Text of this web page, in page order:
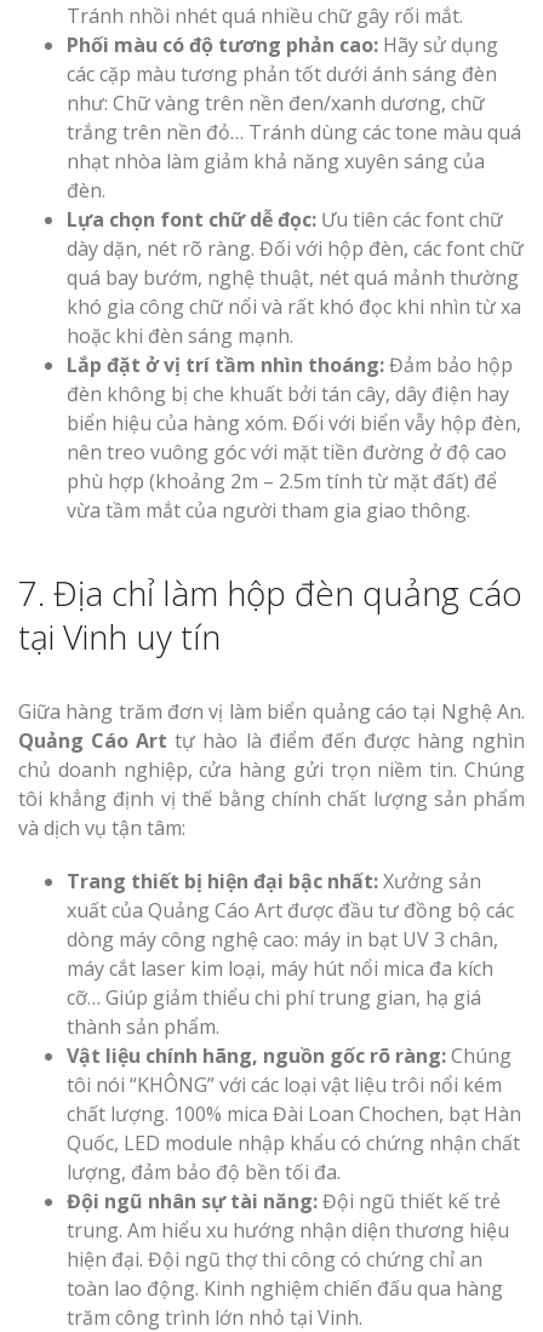
Tránh nhồi nhét quá nhiều chữ gây rối mắt.
Phối màu có độ tương phản cao: Hãy sử dụng
các cặp màu tương phản tốt dưới ánh sáng đèn
như: Chữ vàng trên nền đen/xanh dương, chữ
trắng trên nền đỏ… Tránh dùng các tone màu quá
nhạt nhòa làm giảm khả năng xuyên sáng của
đèn.
Lựa chọn font chữ dễ đọc: Ưu tiên các font chữ
dày dặn, nét rõ ràng. Đối với hộp đèn, các font chữ
quá bay bướm, nghệ thuật, nét quá mảnh thường
khó gia công chữ nổi và rất khó đọc khi nhìn từ xa
hoặc khi đèn sáng mạnh.
Lắp đặt ở vị trí tầm nhìn thoáng:Đảm bảo hộp
đèn không bị che khuất bởi tán cây, dây điện hay
biển hiệu của hàng xóm. Đối với biển vẫy hộp đèn,
nên treo vuông góc với mặt tiền đường ở độ cao
phù hợp (khoảng 2m – 2.5m tính từ mặt đất) để
vừa tầm mắt của người tham gia giao thông.
7. Địa chỉ làm hộp đèn quảng cáo
tại Vinh uy tín
Giữa hàng trăm đơn vị làm biển quảng cáo tại Nghệ An.
Quảng Cáo Art tự hào là điểm đến được hàng nghìn
chủ doanh nghiệp, cửa hàng gửi trọn niềm tin. Chúng
tôi khẳng định vị thế bằng chính chất lượng sản phẩm
và dịch vụ tận tâm:
Trang thiết bị hiện đại bậc nhất:Xưởng sản
xuất của Quảng Cáo Art được đầu tư đồng bộ các
dòng máy công nghệ cao: máy in bạt UV 3 chân,
máy cắt laser kim loại, máy hút nổi mica đa kích
cỡ… Giúp giảm thiểu chi phí trung gian, hạ giá
thành sản phẩm.
Vật liệu chính hãng, nguồn gốc rõ ràng:Chúng
tôi nói “KHÔNG” với các loại vật liệu trôi nổi kém
chất lượng. 100% mica Đài Loan Chochen, bạt Hàn
Quốc, LED module nhập khẩu có chứng nhận chất
lượng, đảm bảo độ bền tối đa.
Đội ngũ nhân sự tài năng:Đội ngũ thiết kế trẻ
trung. Am hiểu xu hướng nhận diện thương hiệu
hiện đại. Đội ngũ thợ thi công có chứng chỉ an
toàn lao động. Kinh nghiệm chiến đấu qua hàng
trăm công trình lớn nhỏ tại Vinh.